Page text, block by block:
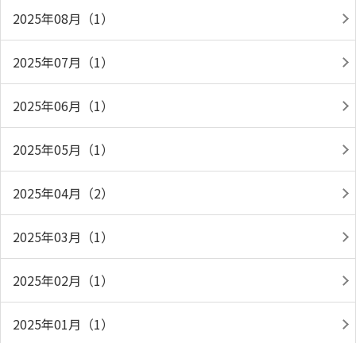
2025年08月（1）
2025年07月（1）
2025年06月（1）
2025年05月（1）
2025年04月（2）
2025年03月（1）
2025年02月（1）
2025年01月（1）